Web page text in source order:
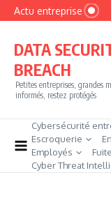
Aller au contenu
Actu entreprise
DATA
BREACH
Petites entreprises, grandes
informés, restez protégés
Cybersécurité
Escroquerie
Employés
Cyber Threat